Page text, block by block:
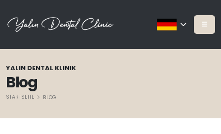
YALIN DENTAL KLINIK
Blog
STARTSEITE BLOG